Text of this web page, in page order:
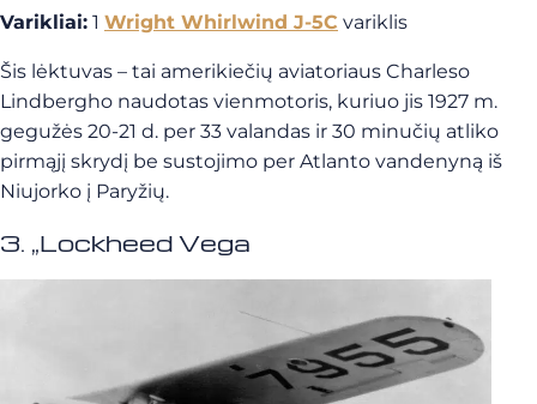
Varikliai: 1 Wright Whirlwind J-5C variklis
Šis lėktuvas – tai amerikiečių aviatoriaus Charleso
Lindbergho naudotas vienmotoris, kuriuo jis 1927 m.
gegužės 20-21 d. per 33 valandas ir 30 minučių atliko
pirmąjį skrydį be sustojimo per Atlanto vandenyną iš
Niujorko į Paryžių.
3. „Lockheed Vega